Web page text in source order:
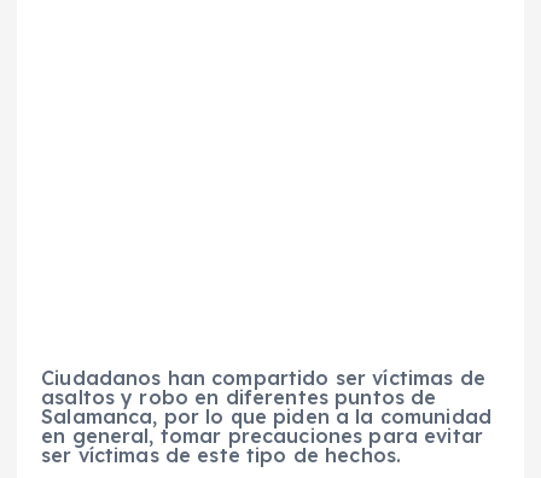
Ciudadanos han compartido ser víctimas de
asaltos y robo en diferentes puntos de
Salamanca, por lo que piden a la comunidad
en general, tomar precauciones para evitar
ser víctimas de este tipo de hechos.